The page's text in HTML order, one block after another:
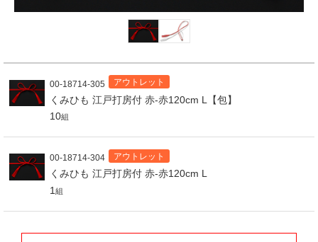
00-18714-305 アウトレット
くみひも 江戸打房付 赤-赤120cm L【包】
10組
00-18714-304 アウトレット
くみひも 江戸打房付 赤-赤120cm L
1 組